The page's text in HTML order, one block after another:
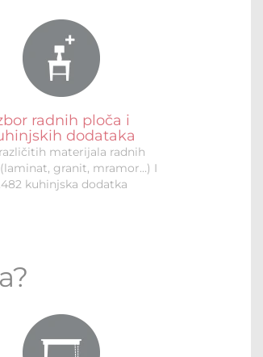
radnih ploča i
dodataka
materijala radnih
granit, mramor…) I
kuhinjska dodatka